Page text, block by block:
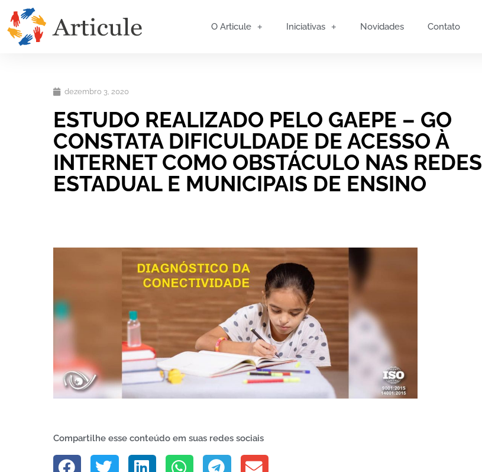
O Articule Iniciativas Novidades Contato
dezembro 3, 2020
ESTUDO REALIZADO PELO GAEPE – GO
CONSTATA DIFICULDADE DE ACESSO À
INTERNET COMO OBSTÁCULO NAS REDES
ESTADUAL E MUNICIPAIS DE ENSINO
Compartilhe esse conteúdo em suas redes sociais